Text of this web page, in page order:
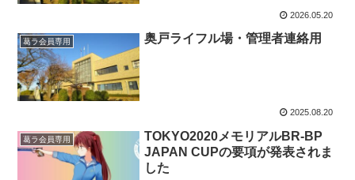
2026.05.20
葛ラ会員専用 奥戸ライフル場・管理者連絡用
2025.08.20
葛ラ会員専用
TOKYO2020メモリアルBR-BP
JAPAN CUPの要項が発表されま
した